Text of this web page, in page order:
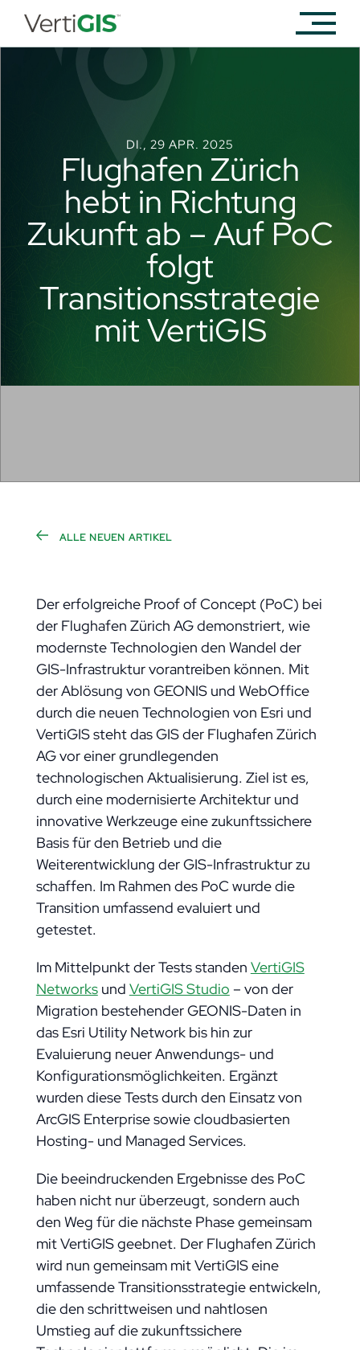
DI., 29 APR. 2025
Flughafen Zürich
hebt in Richtung
Zukunft ab – Auf PoC
folgt
Transitionsstrategie
mit VertiGIS
ALLE NEUEN ARTIKEL
Der erfolgreiche Proof of Concept (PoC) bei
der Flughafen Zürich AG demonstriert, wie
modernste Technologien den Wandel der
GIS-Infrastruktur vorantreiben können. Mit
der Ablösung von GEONIS und WebOffice
durch die neuen Technologien von Esri und
VertiGIS steht das GIS der Flughafen Zürich
AG vor einer grundlegenden
technologischen Aktualisierung. Ziel ist es,
durch eine modernisierte Architektur und
innovative Werkzeuge eine zukunftssichere
Basis für den Betrieb und die
Weiterentwicklung der GIS-Infrastruktur zu
schaffen. Im Rahmen des PoC wurde die
Transition umfassend evaluiert und
getestet.
Im Mittelpunkt der Tests standen VertiGIS
Networksund VertiGIS Studio – von der
Migration bestehender GEONIS-Daten in
das Esri Utility Network bis hin zur
Evaluierung neuer Anwendungs- und
Konfigurationsmöglichkeiten. Ergänzt
wurden diese Tests durch den Einsatz von
ArcGIS Enterprise sowie cloudbasierten
Hosting- und Managed Services.
Die beeindruckenden Ergebnisse des PoC
haben nicht nur überzeugt, sondern auch
den Weg für die nächste Phase gemeinsam
mit VertiGIS geebnet. Der Flughafen Zürich
wird nun gemeinsam mit VertiGIS eine
umfassende Transitionsstrategie entwickeln,
die den schrittweisen und nahtlosen
Umstieg auf die zukunftssichere